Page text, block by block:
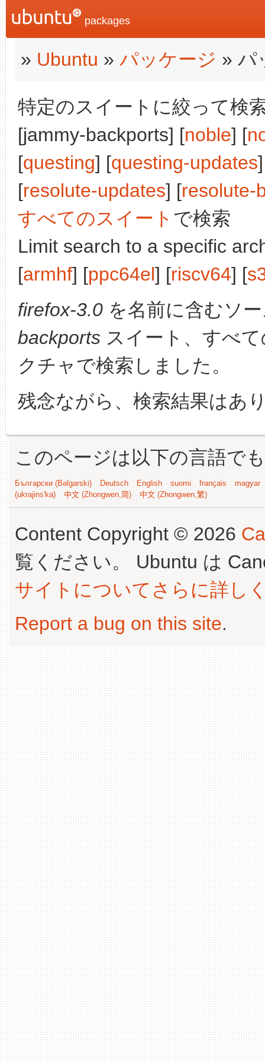
packages
» Ubuntu » パッケージ » パ
特定のスイートに絞って検
[jammy-backports] [noble] [
[questing] [questing-updates
[resolute-updates] [resolute-
すべてのスイート で検索
Limit search to a specific
[armhf] [ppc64el] [riscv64] [
firefox-3.0 を名前に含むソ
backports スイート、すべ
クチャで検索しました。
残念ながら、検索結果はあ
このページは以下の言語で
Български (Bəlgarski) Deutsch English suomi français
magyar
(ukrajins'ka)
中文 (Zhongwen,简) 中文 (Zhongwen,繁)
Content Copyright © 2026
覧ください。 Ubuntu は
サイトについてさらに詳し
Report a bug on this site.